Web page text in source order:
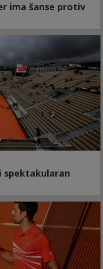
ima šanse protiv
spektakularan